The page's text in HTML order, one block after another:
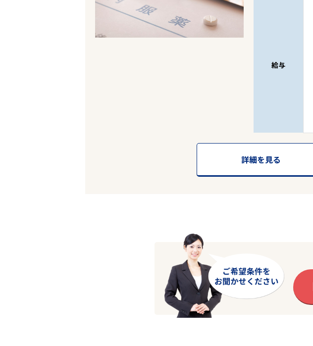
給与
詳細を見る